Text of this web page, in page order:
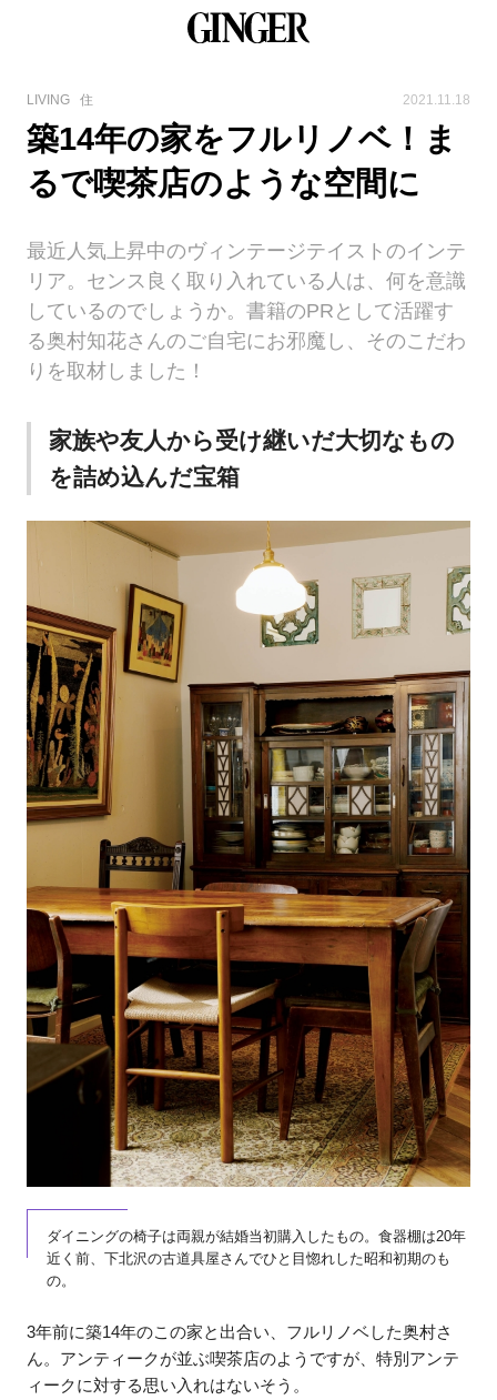
LIVING 住 2021.11.18
築14年の家をフルリノベ！ま
るで喫茶店のような空間に
最近人気上昇中のヴィンテージテイストのインテ
リア。センス良く取り入れている人は、何を意識
しているのでしょうか。書籍のPRとして活躍す
る奥村知花さんのご自宅にお邪魔し、そのこだわ
りを取材しました！
家族や友人から受け継いだ大切なもの
を詰め込んだ宝箱
ダイニングの椅子は両親が結婚当初購入したもの。食器棚は20年
近く前、下北沢の古道具屋さんでひと目惚れした昭和初期のも
の。
3年前に築14年のこの家と出合い、フルリノベした奥村さ
ん。アンティークが並ぶ喫茶店のようですが、特別アンテ
ィークに対する思い入れはないそう。